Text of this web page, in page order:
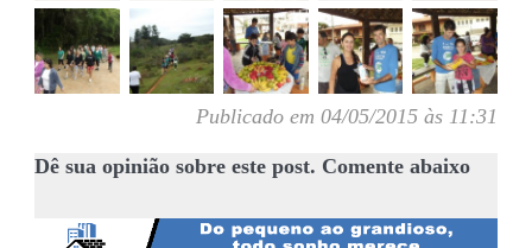
Publicado em 04/05/2015 às 11:31
Dê sua opinião sobre este post. Comente abaixo